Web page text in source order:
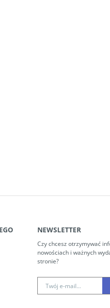
NEWSLETTER
Czy chcesz otrzymywać
nowościach i ważnych
stronie?